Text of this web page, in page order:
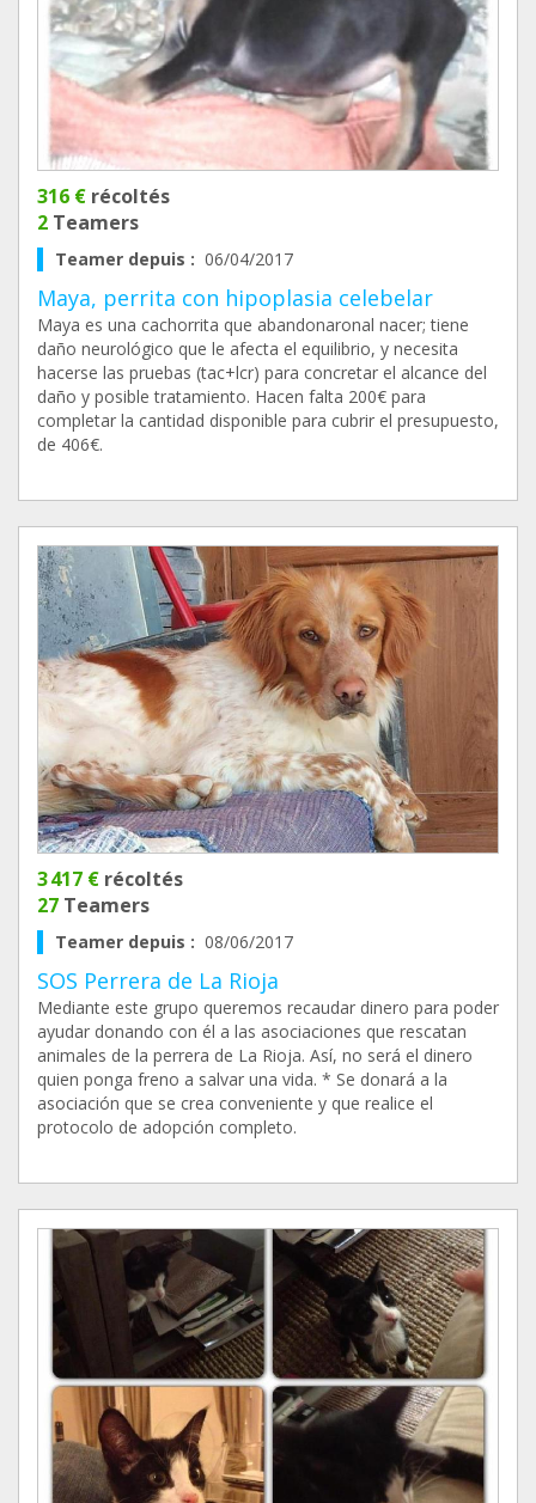
316 € récoltés
2 Teamers
Teamer depuis : 06/04/2017
Maya, perrita con hipoplasia celebelar
Maya es una cachorrita que abandonaronal nacer; tiene
daño neurológico que le afecta el equilibrio, y necesita
hacerse las pruebas (tac+lcr) para concretar el alcance del
daño y posible tratamiento. Hacen falta 200€ para
completar la cantidad disponible para cubrir el presupuesto,
de 406€.
3 417 € récoltés
27 Teamers
Teamer depuis : 08/06/2017
SOS Perrera de La Rioja
Mediante este grupo queremos recaudar dinero para poder
ayudar donando con él a las asociaciones que rescatan
animales de la perrera de La Rioja. Así, no será el dinero
quien ponga freno a salvar una vida. * Se donará a la
asociación que se crea conveniente y que realice el
protocolo de adopción completo.